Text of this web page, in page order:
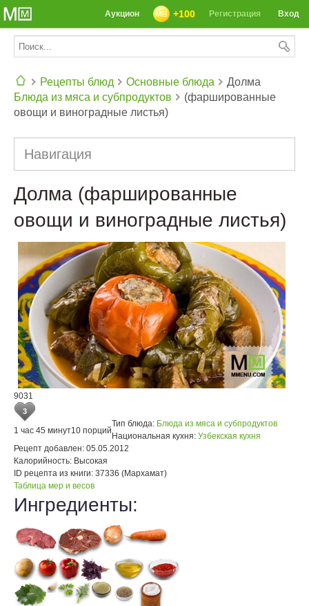
СЕГОДНЯ: 39142 РЕЦЕПТА
Вход
Регистрация
+100
Аукцион
Рецепты блюд
Основные блюда
Блюда из мяса и субпродуктов
Долма
(фаршированные
овощи и виноградные листья)
Навигация
Долма (фаршированные
овощи и виноградные листья)
9031
3
1 час 45 минут10 порций
Тип блюда: Блюда из мяса и субпродуктов
Национальная кухня: Узбекская кухня
Рецепт добавлен: 05.05.2012
Калорийность: Высокая
ID рецепта из книги: 37336 (Мархамат)
Таблица мер и весов
Ингредиенты: